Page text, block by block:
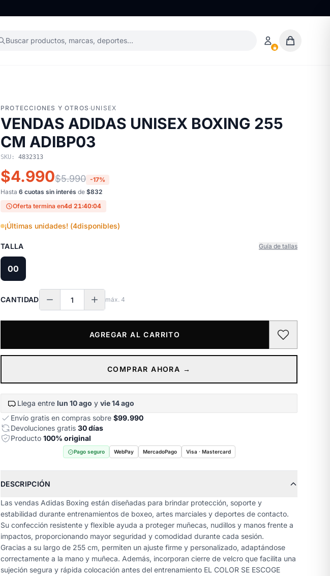
Buscar productos, marcas, deportes…
PROTECCIONES Y OTROS ·UNISEX
VENDAS ADIDAS UNISEX BOXING 255
CM ADIBP03
SKU: 4832313
$4.990$5.990 -17%
Hasta 6 cuotas sin interés de $832
Oferta termina en4d 21:40:03
¡Últimas unidades! (4disponibles)
TALLA Guía de tallas
00
CANTIDAD máx. 4
AGREGAR AL CARRITO
COMPRAR AHORA →
Llega entre lun 10 ago y vie 14 ago
Envío gratis en compras sobre $99.990
Devoluciones gratis 30 días
Producto 100% original
Pago seguro WebPay MercadoPago Visa · Mastercard
DESCRIPCIÓN
Las vendas Adidas Boxing están diseñadas para brindar protección, soporte y
estabilidad durante entrenamientos de boxeo, artes marciales y deportes de contacto.
Su confección resistente y flexible ayuda a proteger muñecas, nudillos y manos frente a
impactos, proporcionando mayor seguridad y comodidad durante cada sesión.
Gracias a su largo de 255 cm, permiten un ajuste firme y personalizado, adaptándose
correctamente a la mano y muñeca. Además, incorporan cierre de velcro que facilita una
sujeción segura y rápida colocación antes del entrenamiento EL COLOR SE ESCOGE